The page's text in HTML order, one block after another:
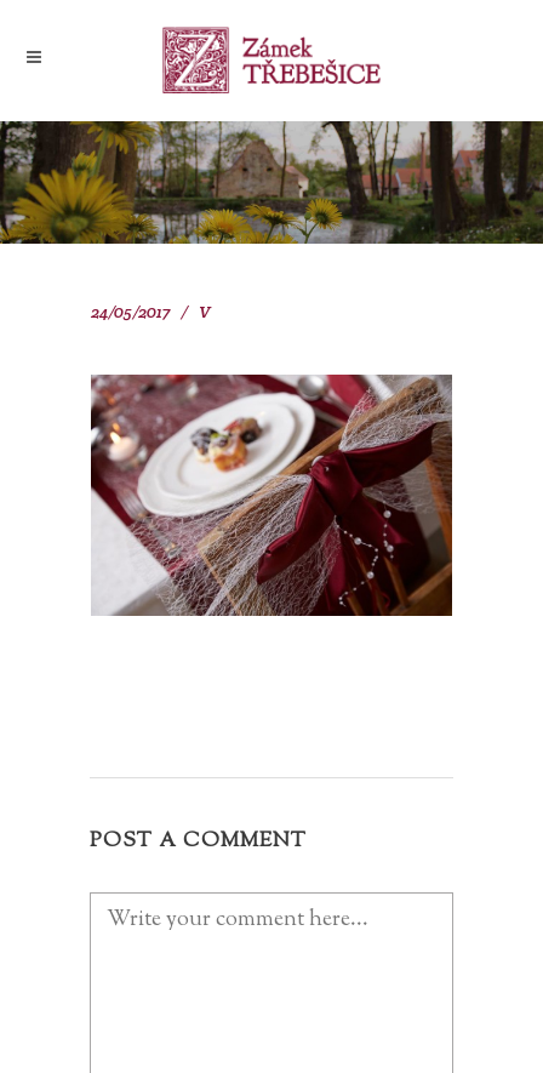
24/05/2017 V
POST A COMMENT